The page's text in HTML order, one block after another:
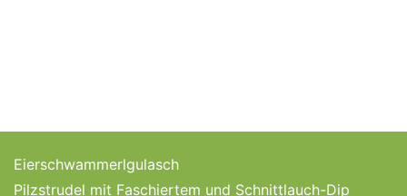
Eierschwammerlgulasch
Pilzstrudel mit Faschiertem und Schnittlauch-Dip